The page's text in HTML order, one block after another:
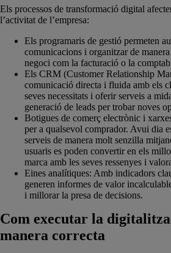
Els processos de transformació digital
l’activitat de l’empresa:
Els programaris de gestió permeten
comunicacions i organitzar de
negoci com la facturació o la
Els CRM (Customer Relationship
comunicació directa i fluida amb els
seves necessitats i oferir serveis a
generació de leads per trobar noves
Botigues de comerç electrònic i
per a qualsevol comprador. Avui dia
serveis de manera molt senzilla
usuaris es poden convertir en els
marca amb les seves ressenyes i
Eines analítiques: Amb indicadors
generen informes de valor
i millorar la presa de decisions.
Com executar la
manera correcta